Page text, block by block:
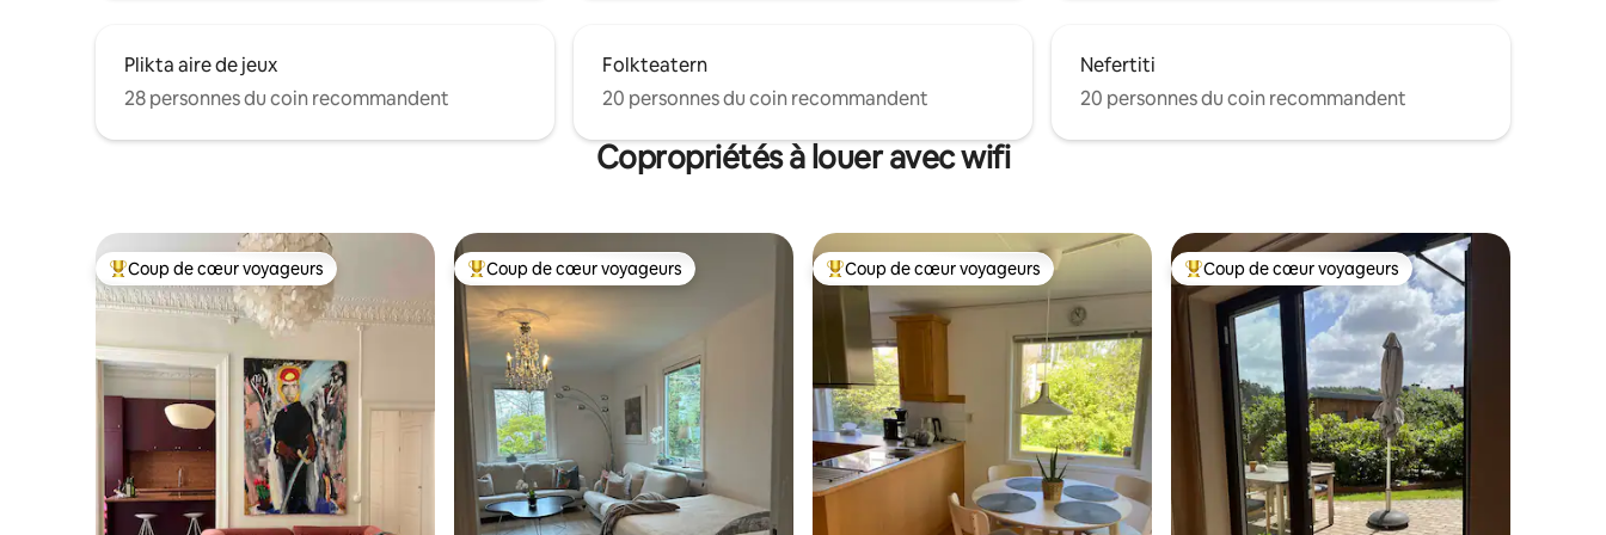
Plikta aire de jeux
28 personnes du coin recommandent
Folkteatern
20 personnes du coin recommandent
Nefertiti
20 personnes du coin recommandent
Copropriétés à louer avec wifi
Coup de cœur voyageurs parmi les plus aimés
Coup de cœur voyageurs Coup de cœur voyageurs parmi les plus aimés
Coup de cœur voyageurs Coup de cœur voyageurs parmi les plus aimés
Coup de cœur voyageurs Coup de cœur voyageurs parmi les plus aimés
Coup de cœur voyageurs